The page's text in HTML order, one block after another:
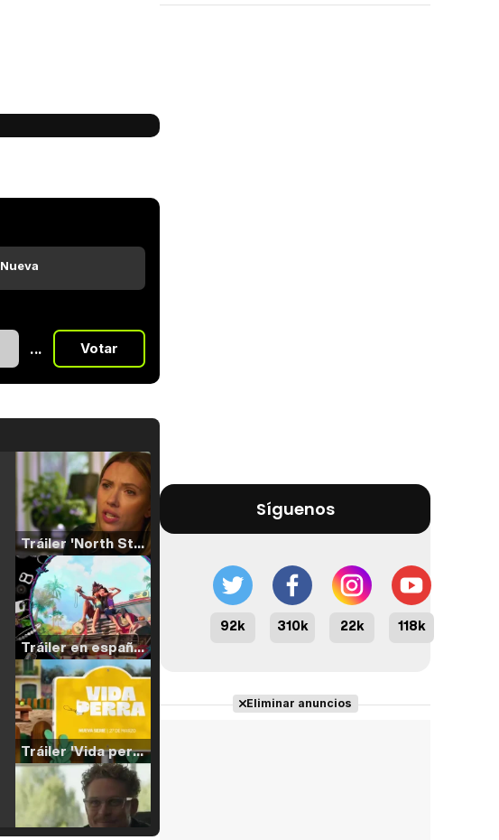
Nueva
... Votar
Tráiler 'North Star' (2023)
Tráiler en español de 'La isla olvidada'
Tráiler 'Vida perra' (2026)
Síguenos
92k 310k 22k 118k
Eliminar anuncios